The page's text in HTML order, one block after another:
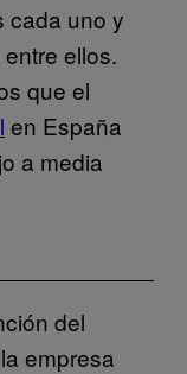
cada uno y
ellos.
que el
en España
a media
del
empresa